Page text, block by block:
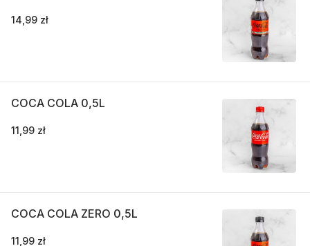
14,99 zł
COCA COLA 0,5L
11,99 zł
COCA COLA ZERO 0,5L
11,99 zł